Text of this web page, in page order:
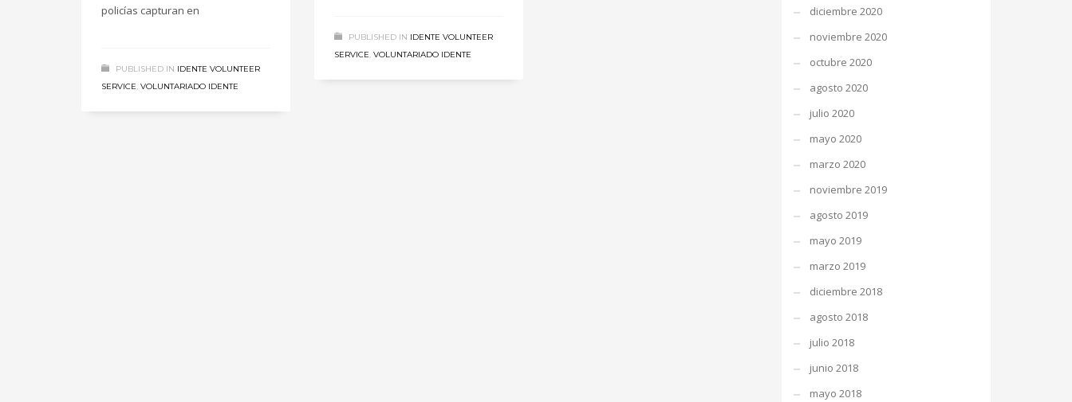
PUBLISHED IN IDENTE VOLUNTEER
SERVICE, VOLUNTARIADO IDENTE
policías capturan en
PUBLISHED IN IDENTE VOLUNTEER
SERVICE, VOLUNTARIADO IDENTE
diciembre 2020
noviembre 2020
octubre 2020
agosto 2020
julio 2020
mayo 2020
marzo 2020
noviembre 2019
agosto 2019
mayo 2019
marzo 2019
diciembre 2018
agosto 2018
julio 2018
junio 2018
mayo 2018